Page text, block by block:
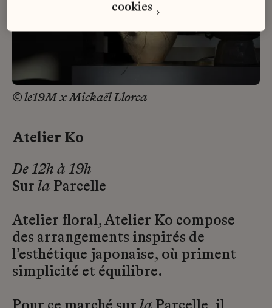
© le19M x Mickaël Llorca
Atelier Ko
De 12h à 19h
Sur la Parcelle
Atelier floral, Atelier Ko compose
des arrangements inspirés de
l’esthétique japonaise, où priment
simplicité et équilibre.
cookies